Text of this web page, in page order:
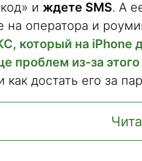
и ждете SMS. А
на оператора и
который на iPhone
проблем из-за этого
как достать его за